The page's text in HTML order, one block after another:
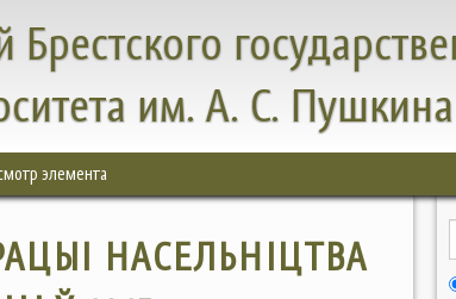
Брестского
им. А. С. Пушкина
элемента
НАСЕЛЬНІЦТВА